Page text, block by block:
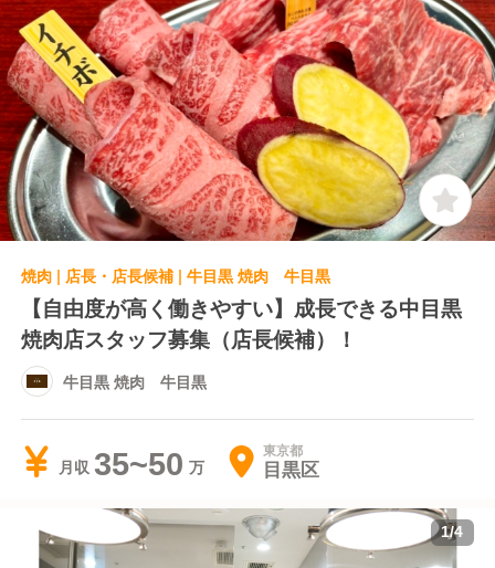
焼肉 | 店長・店長候補 | 牛目黒 焼肉 牛目黒
【自由度が高く働きやすい】成長できる中目黒
焼肉店スタッフ募集（店長候補）！
牛目黒 焼肉 牛目黒
月収 35~50 東京都
目黒区
1/4